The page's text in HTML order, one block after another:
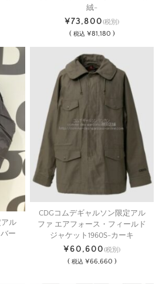
絨-
¥73,800(税別)
( 税込 ¥81,180 )
アル
ー
CDGコムデギャルソン限定アル
ファ エアフォース・フィールド
ジャケット1960S-カーキ
¥60,600(税別)
( 税込 ¥66,660 )